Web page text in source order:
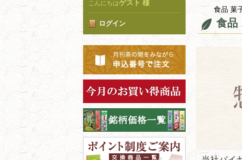
こんにちはゲスト 様
ログイン
食品 菓
食品